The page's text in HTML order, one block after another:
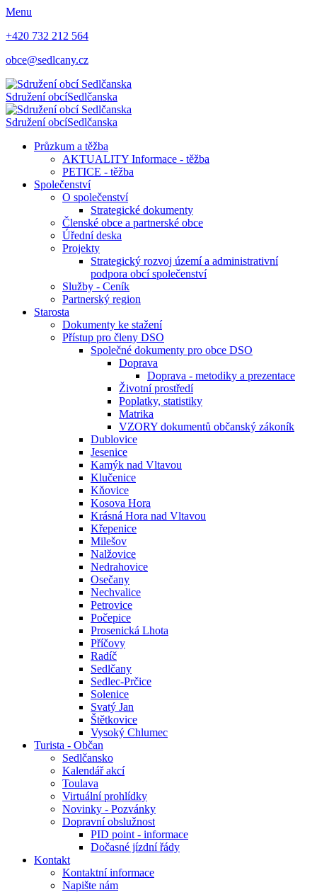
Menu
+420 732 212 564
obce@sedlcany.cz
Sdružení obcíSedlčanska
Sdružení obcíSedlčanska
Průzkum a těžba
AKTUALITY Informace - těžba
PETICE - těžba
Společenství
O společenství
Strategické dokumenty
Členské obce a partnerské obce
Úřední deska
Projekty
Strategický rozvoj území a administrativní
podpora obcí společenství
Služby - Ceník
Partnerský region
Starosta
Dokumenty ke stažení
Přístup pro členy DSO
Společné dokumenty pro obce DSO
Doprava
Doprava - metodiky a prezentace
Životní prostředí
Poplatky, statistiky
Matrika
VZORY dokumentů občanský zákoník
Dublovice
Jesenice
Kamýk nad Vltavou
Klučenice
Kňovice
Kosova Hora
Krásná Hora nad Vltavou
Křepenice
Milešov
Nalžovice
Nedrahovice
Osečany
Nechvalice
Petrovice
Počepice
Prosenická Lhota
Příčovy
Radíč
Sedlčany
Sedlec-Prčice
Solenice
Svatý Jan
Štětkovice
Vysoký Chlumec
Turista - Občan
Sedlčansko
Kalendář akcí
Toulava
Virtuální prohlídky
Novinky - Pozvánky
Dopravní obslužnost
PID point - informace
Dočasné jízdní řády
Kontakt
Kontaktní informace
Napište nám